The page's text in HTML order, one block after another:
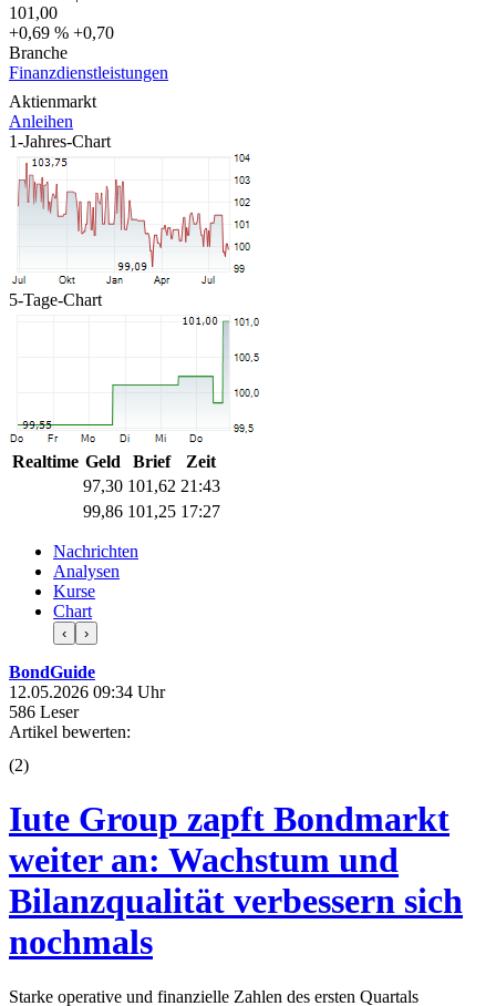
101,00
+0,69 % +0,70
Branche
Finanzdienstleistungen
Aktienmarkt
Anleihen
1-Jahres-Chart
5-Tage-Chart
Realtime Geld Brief
Zeit
97,30 101,62 21:43
99,86 101,25 17:27
Nachrichten
Analysen
Kurse
Chart
‹ ›
BondGuide
12.05.2026 09:34 Uhr
586 Leser
Artikel bewerten:
(2)
Iute Group zapft Bondmarkt
weiter an: Wachstum und
Bilanzqualität verbessern sich
nochmals
Starke operative und finanzielle Zahlen des ersten Quartals